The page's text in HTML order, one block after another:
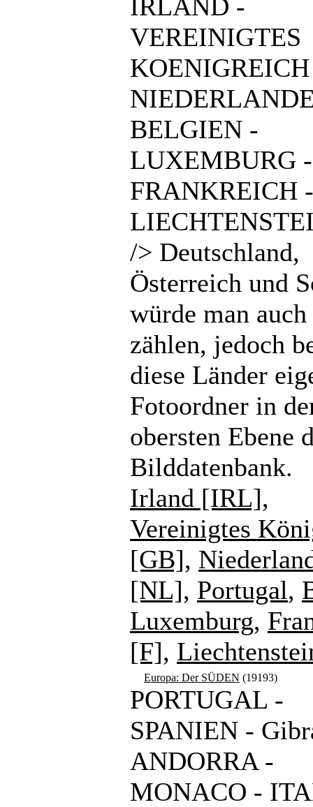
IRLAND -
VEREINIGTES
BELGIEN -
LUXEMBURG -
FRANKREICH -
/> Deutschland,
Österreich und
würde man auch
zählen, jedoch
diese Länder
Fotoordner in
obersten Ebene
Bilddatenbank.
Irland [IRL],
Vereinigtes
[GB],
[NL], Portugal,
Luxemburg,
[F],
Europa: Der SÜDEN (19193)
PORTUGAL -
SPANIEN -
ANDORRA -
MONACO -